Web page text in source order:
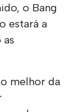
o Bang
estará a
as
melhor da